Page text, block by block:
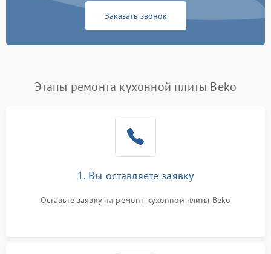
Заказать звонок
Этапы ремонта кухонной плиты Beko
1. Вы оставляете заявку
Оставьте заявку на ремонт кухонной плиты Beko